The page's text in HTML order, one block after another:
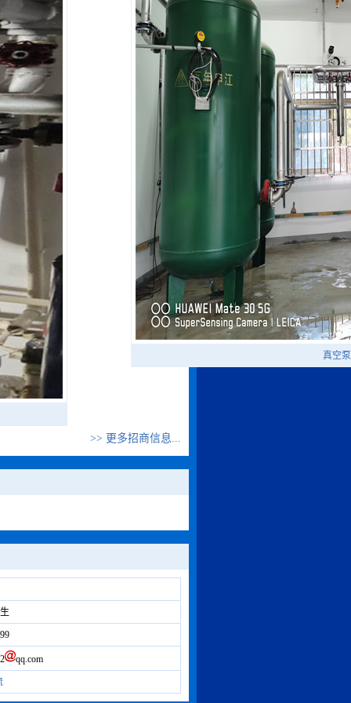
真空
>> 更多招商信息...
qq.com